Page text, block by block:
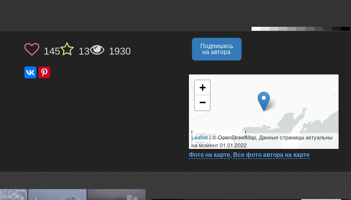
145 13 1930
Подпишись
на автора
+
−
1000 km
500 mi
Leaflet| © OpenStreetMap, Данные страницы актуальны
на момент 01.01.2022
Фото на карте, Все фото автора на карте